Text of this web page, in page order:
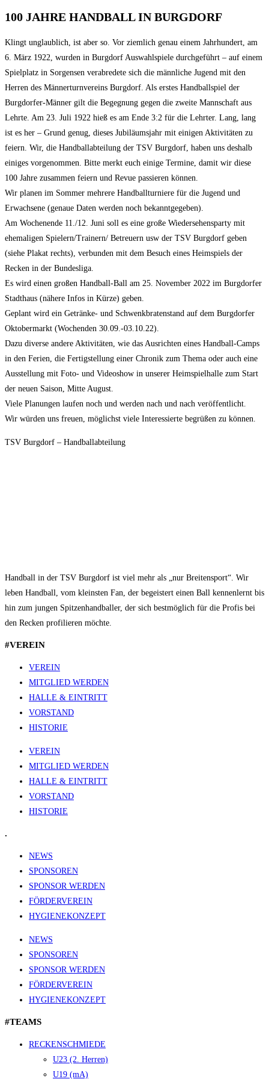
100 JAHRE HANDBALL IN BURGDORF
Klingt unglaublich, ist aber so. Vor ziemlich genau einem Jahrhundert, am
6. März 1922, wurden in Burgdorf Auswahlspiele durchgeführt – auf einem
Spielplatz in Sorgensen verabredete sich die männliche Jugend mit den
Herren des Männerturnvereins Burgdorf. Als erstes Handballspiel der
Burgdorfer-Männer gilt die Begegnung gegen die zweite Mannschaft aus
Lehrte. Am 23. Juli 1922 hieß es am Ende 3:2 für die Lehrter. Lang, lang
ist es her – Grund genug, dieses Jubiläumsjahr mit einigen Aktivitäten zu
feiern. Wir, die Handballabteilung der TSV Burgdorf, haben uns deshalb
einiges vorgenommen. Bitte merkt euch einige Termine, damit wir diese
100 Jahre zusammen feiern und Revue passieren können.
Wir planen im Sommer mehrere Handballturniere für die Jugend und
Erwachsene (genaue Daten werden noch bekanntgegeben).
Am Wochenende 11./12. Juni soll es eine große Wiedersehensparty mit
ehemaligen Spielern/Trainern/ Betreuern usw der TSV Burgdorf geben
(siehe Plakat rechts), verbunden mit dem Besuch eines Heimspiels der
Recken in der Bundesliga.
Es wird einen großen Handball-Ball am 25. November 2022 im Burgdorfer
Stadthaus (nähere Infos in Kürze) geben.
Geplant wird ein Getränke- und Schwenkbratenstand auf dem Burgdorfer
Oktobermarkt (Wochenden 30.09.-03.10.22).
Dazu diverse andere Aktivitäten, wie das Ausrichten eines Handball-Camps
in den Ferien, die Fertigstellung einer Chronik zum Thema oder auch eine
Ausstellung mit Foto- und Videoshow in unserer Heimspielhalle zum Start
der neuen Saison, Mitte August.
Viele Planungen laufen noch und werden nach und nach veröffentlicht.
Wir würden uns freuen, möglichst viele Interessierte begrüßen zu können.
TSV Burgdorf – Handballabteilung
Handball in der TSV Burgdorf ist viel mehr als „nur Breitensport“. Wir
leben Handball, vom kleinsten Fan, der begeistert einen Ball kennenlernt bis
hin zum jungen Spitzenhandballer, der sich bestmöglich für die Profis bei
den Recken profilieren möchte.
#VEREIN
VEREIN
MITGLIED WERDEN
HALLE & EINTRITT
VORSTAND
HISTORIE
VEREIN
MITGLIED WERDEN
HALLE & EINTRITT
VORSTAND
HISTORIE
.
NEWS
SPONSOREN
SPONSOR WERDEN
FÖRDERVEREIN
HYGIENEKONZEPT
NEWS
SPONSOREN
SPONSOR WERDEN
FÖRDERVEREIN
HYGIENEKONZEPT
#TEAMS
RECKENSCHMIEDE
U23 (2. Herren)
U19 (mA)